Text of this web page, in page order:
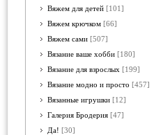
Вяжем для детей [101]
Вяжем крючком [66]
Вяжем сами [507]
Вязание ваше хобби [180]
Вязание для взрослых [199]
Вязание модно и просто [457]
Вязанные игрушки [12]
Галерия Бродерия [47]
Да! [30]